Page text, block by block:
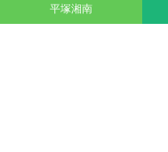
公共交通機関をご利用の場合
平塚湘南